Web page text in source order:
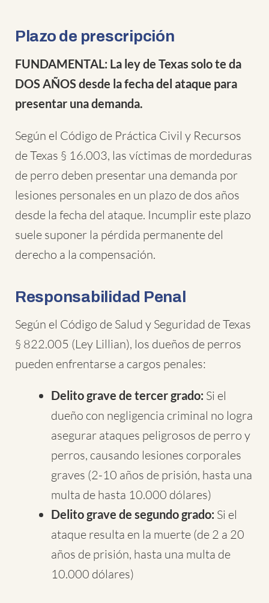
Plazo de prescripción
FUNDAMENTAL: La ley de Texas solo te da
DOS AÑOS desde la fecha del ataque para
presentar una demanda.
Según el Código de Práctica Civil y Recursos
de Texas § 16.003, las víctimas de mordeduras
de perro deben presentar una demanda por
lesiones personales en un plazo de dos años
desde la fecha del ataque. Incumplir este plazo
suele suponer la pérdida permanente del
derecho a la compensación.
Responsabilidad Penal
Según el Código de Salud y Seguridad de Texas
§ 822.005 (Ley Lillian), los dueños de perros
pueden enfrentarse a cargos penales:
Delito grave de tercer grado: Si el
dueño con negligencia criminal no logra
asegurar ataques peligrosos de perro y
perros, causando lesiones corporales
graves (2-10 años de prisión, hasta una
multa de hasta 10.000 dólares)
Delito grave de segundo grado: Si el
ataque resulta en la muerte (de 2 a 20
años de prisión, hasta una multa de
10.000 dólares)